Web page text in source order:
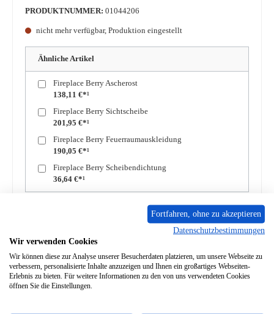
PRODUKTNUMMER: 01044206
nicht mehr verfügbar, Produktion eingestellt
Ähnliche Artikel
Fireplace Berry Ascherost
138,11 €*¹
Fireplace Berry Sichtscheibe
201,95 €*¹
Fireplace Berry Feuerraumauskleidung
190,05 €*¹
Fireplace Berry Scheibendichtung
36,64 €*¹
Fortfahren, ohne zu akzeptieren
Datenschutzbestimmungen
Wir verwenden Cookies
Wir können diese zur Analyse unserer Besucherdaten platzieren, um unsere Webseite zu
verbessern, personalisierte Inhalte anzuzeigen und Ihnen ein großartiges Webseiten-
Erlebnis zu bieten. Für weitere Informationen zu den von uns verwendeten Cookies
öffnen Sie die Einstellungen.